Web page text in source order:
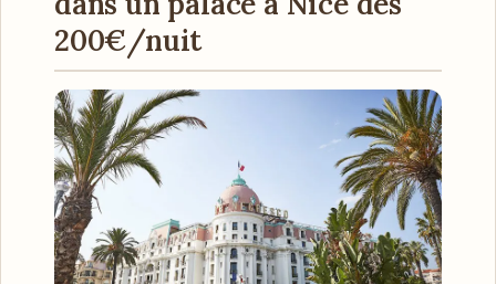
200€/nuit